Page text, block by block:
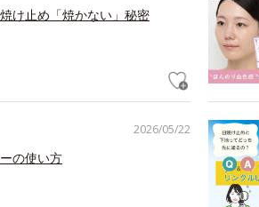
け止め「焼かない」秘密
2026/05/22
の使い方